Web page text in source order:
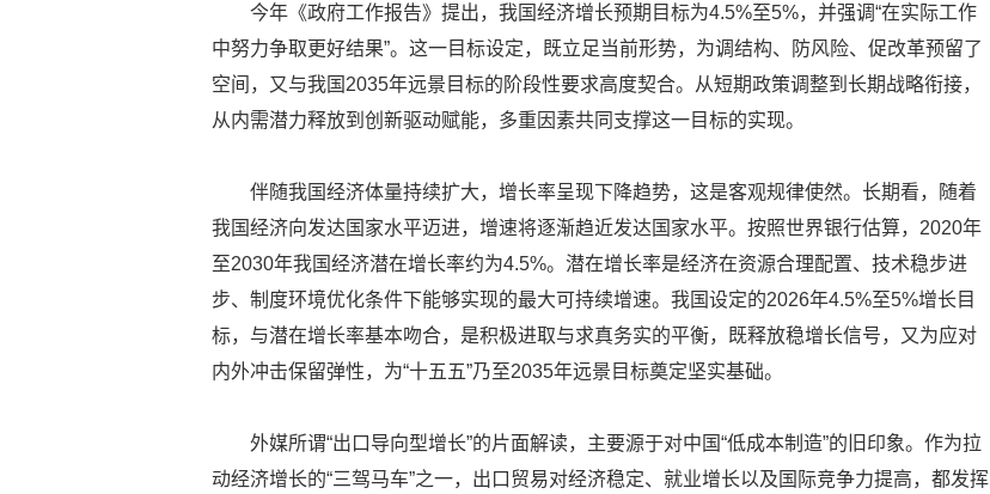
今年《政府工作报告》提出，我国经济增长预期目标为4.5%至5%，并强调“在实际工作
中努力争取更好结果”。这一目标设定，既立足当前形势，为调结构、防风险、促改革预留了
空间，又与我国2035年远景目标的阶段性要求高度契合。从短期政策调整到长期战略衔接，
从内需潜力释放到创新驱动赋能，多重因素共同支撑这一目标的实现。
伴随我国经济体量持续扩大，增长率呈现下降趋势，这是客观规律使然。长期看，随着
我国经济向发达国家水平迈进，增速将逐渐趋近发达国家水平。按照世界银行估算，2020年
至2030年我国经济潜在增长率约为4.5%。潜在增长率是经济在资源合理配置、技术稳步进
步、制度环境优化条件下能够实现的最大可持续增速。我国设定的2026年4.5%至5%增长目
标，与潜在增长率基本吻合，是积极进取与求真务实的平衡，既释放稳增长信号，又为应对
内外冲击保留弹性，为“十五五”乃至2035年远景目标奠定坚实基础。
外媒所谓“出口导向型增长”的片面解读，主要源于对中国“低成本制造”的旧印象。作为拉
动经济增长的“三驾马车”之一，出口贸易对经济稳定、就业增长以及国际竞争力提高，都发挥